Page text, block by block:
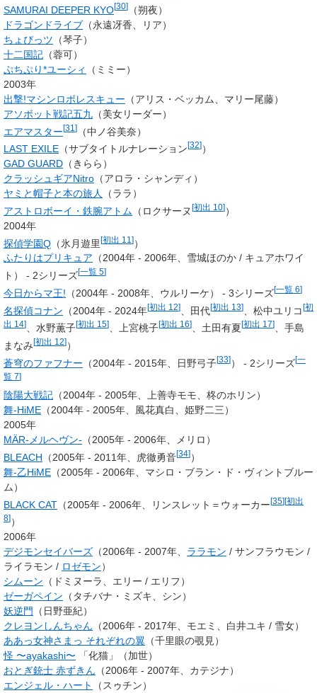
SAMURAI DEEPER KYO[30]
（朔夜）
ドラゴンドライブ （永遠冴香、リア）
ちょびっツ （琴子）
十二国記 （蓉可）
ぷちぷり*ユーシィ
（ミミー）
2003年
出撃!マシンロボレスキュー （アリス・ベッカム
、マリー尾藤）
アソボット戦記五九 （美女リーダー）
エアマスター[31 ] （中ノ谷美奈）
LAST EXILE （サブタイトルナレーション[32] ）
GAD GUARD （きらら）
クラッシュギアNitro （アロラ・シャンディ）
ヤミと帽子と本の旅人
（ララ）
アストロボーイ・鉄腕アトム （ロクサーヌ [初出 10]）
2004年
探偵学園Q （氷月遊里[初出 11 ]）
ふたりはプリキュア （2004年 - 2006年、 雪城ほのか / キュアホワイ
ト ） - 2シリーズ[一覧 5]
今日からマ王! （2004年 - 2008年、ウルリーケ） - 3シリーズ[一覧 6]
名探偵コナン （2004年 - 2024年[初出 12] 、田代[初出 13] 、松中ユリコ[初
出 14] 、水野薫子[初出 15] 、上宮桃子[初出 16] 、土田有夏[初出 17]
、手島
まなみ[初出 12]）
蒼穹のファフナー （2004年 - 2015年、日野弓子[33]） - 2シリーズ[一
覧 7]
陰陽大戦記 （2004年 - 2005年、 上善寺モモ 、柊のホリン）
舞-HiME （2004年 - 2005年、風花真白、姫野二三）
2005年
MÄR-メルヘヴン- （2005年 - 2006年、メリロ）
BLEACH （2005年 - 2011年、虎徹勇音[34]）
舞-乙HiME （2005年 - 2006年、 マシロ・ブラン・ド・ヴィントブルー
ム ）
BLACK CAT （2005年 - 2006年、 リンスレット＝ウォーカー[35][初出
8] ）
2006年
デジモンセイバーズ （2006年 - 2007年、 ララモン / サンフラウモン /
ライラモン / ロゼモン）
シムーン （ドミヌーラ、エリー / エリフ）
ゼーガペイン （タチバナ・ミズキ、シン）
妖逆門
（日野亜紀）
クレヨンしんちゃん （2006年 - 2017年、モエミ、白井ユキ / 雪女）
ああっ女神さまっ それぞれの翼 （千里眼の覗見）
怪 〜ayakashi〜 「化猫」（加世）
おとぎ銃士 赤ずきん （2006年 - 2007年、カテジナ）
エンジェル・ハート
（スゥチン）